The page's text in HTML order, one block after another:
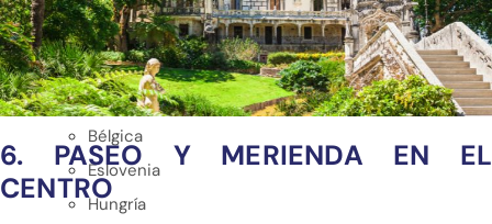
OTROS DESTINOS EN
EUROPA
Albania
Bélgica
Eslovenia
Hungría
6. PASEO Y MERIENDA EN EL
CENTRO